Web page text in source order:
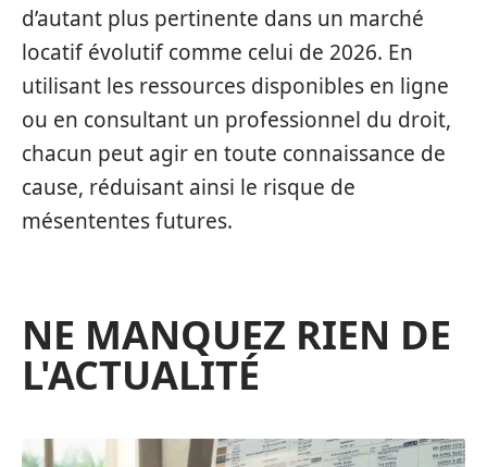
d’autant plus pertinente dans un marché
locatif évolutif comme celui de 2026. En
utilisant les ressources disponibles en ligne
ou en consultant un professionnel du droit,
chacun peut agir en toute connaissance de
cause, réduisant ainsi le risque de
mésententes futures.
NE MANQUEZ RIEN DE
L'ACTUALITÉ